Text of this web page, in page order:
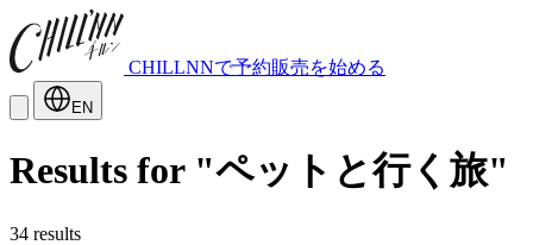
CHILLNNで予約販売を始める
EN
Results for "ペットと行く旅"
34 results